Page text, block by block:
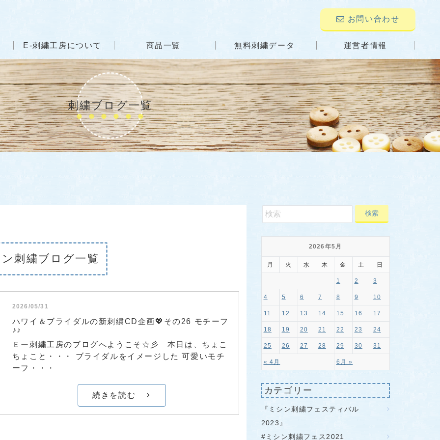
お問い合わせ
E-刺繍工房について 商品一覧 無料刺繍データ 運営者情報
刺繍ブログ一覧
刺繍ブログ一覧
2026/05/31
ハワイ＆ブライダルの新刺繍CD企画💖その26 モチーフ
♪♪
Ｅー刺繍工房のブログへようこそ☆彡 本日は、ちょこ
ちょこと・・・ ブライダルをイメージした 可愛いモチ
ーフ・・・
続きを読む
2026年5月
月 火 水 木 金 土 日
« 4月 6月 »
1 2 3
4 5 6 7 8 9 10
11 12 13 14 15 16 17
18 19 20 21 22 23 24
25 26 27 28 29 30 31
カテゴリー
『ミシン刺繍フェスティバル
2023』
#ミシン刺繍フェス2021